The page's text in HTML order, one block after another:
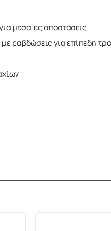
μεσαίες αποστάσεις
ραβδώσεις για επίπεδη